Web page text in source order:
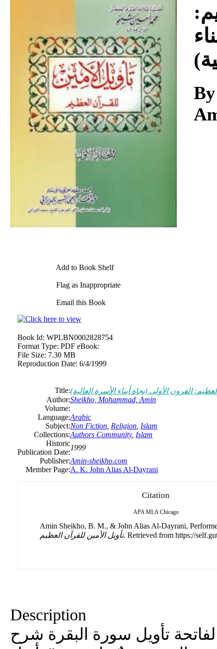
Add to Book Shelf
Flag as Inappropriate
Email this Book
Book Id: WPLBN0002828754
Format Type: PDF eBook:
File Size: 7.30 MB
Reproduction Date: 6/4/1999
Title:القرون الأولى (نجاة أبناء الأسرة العالية)
Author:Sheikho, Mohammad, Amin
Volume:
Language:Arabic
Subject:Non Fiction Religion Islam
Collections:Authors Community, Islam
Historic
Publication Date:
1999
Publisher:Amin-sheikho.com
Member Page:A. K. John Alias Al-Dayrani
Citation
APA MLA Chicago
Amin Sheikho, B. M., & John Alias Al-Dayrani,
تأويل الأمين للقرآن العظيم. Retrieved from https://
Description
تأويل سورة البقرة شرح